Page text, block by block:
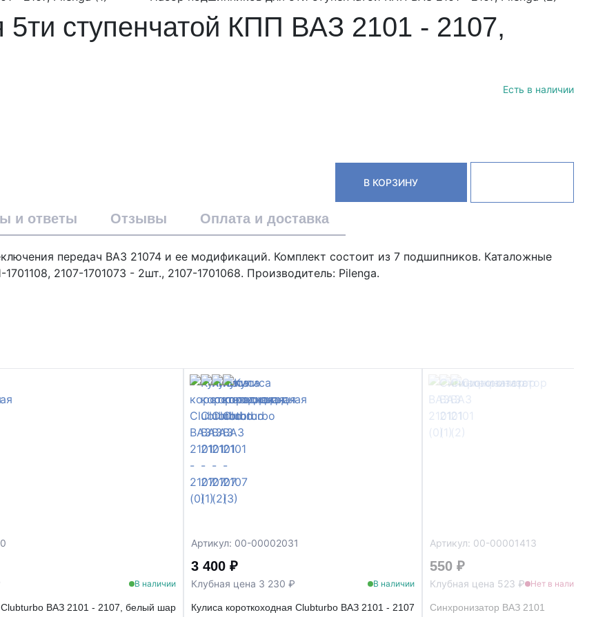
ступенчатой КПП ВАЗ 2101 - 2107,
Есть в наличии
В КОРЗИНУ
и ответы Отзывы Оплата и доставка
передач ВАЗ 21074 и ее модификаций. Комплект состоит из 7 подшипников. Каталожные
2107-1701073 - 2шт., 2107-1701068. Производитель: Pilenga.
В наличии
Clubturbo ВАЗ 2101 - 2107, белый шар
Артикул: 00-00002031
3 400 ₽
Клубная цена 3 230 ₽ В наличии
Кулиса короткоходная Clubturbo ВАЗ 2101 - 2107
Артикул: 00-00001413
550 ₽
Клубная цена 523 ₽ Нет в наличии
Синхронизатор ВАЗ 2101